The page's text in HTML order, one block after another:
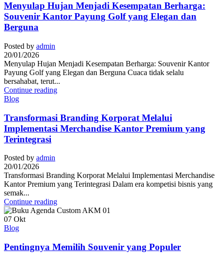
Menyulap Hujan Menjadi Kesempatan Berharga:
Souvenir Kantor Payung Golf yang Elegan dan
Berguna
Posted by admin
20/01/2026
Menyulap Hujan Menjadi Kesempatan Berharga: Souvenir Kantor
Payung Golf yang Elegan dan Berguna Cuaca tidak selalu
bersahabat, terut...
Continue reading
Blog
Transformasi Branding Korporat Melalui
Implementasi Merchandise Kantor Premium yang
Terintegrasi
Posted by admin
20/01/2026
Transformasi Branding Korporat Melalui Implementasi Merchandise
Kantor Premium yang Terintegrasi Dalam era kompetisi bisnis yang
semak...
Continue reading
07 Okt
Blog
Pentingnya Memilih Souvenir yang Populer